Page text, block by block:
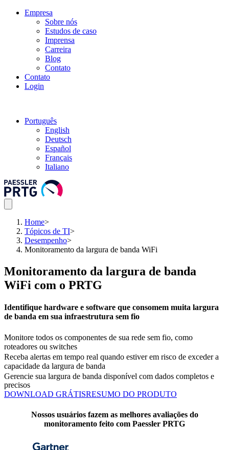
Empresa
Sobre nós
Estudos de caso
Imprensa
Carreira
Blog
Contato
Contato
Login
Português
English
Deutsch
Español
Français
Italiano
Home>
Tópicos de TI>
Desempenho>
Monitoramento da largura de banda WiFi
Monitoramento da largura de banda
WiFi com o PRTG
Identifique hardware e software que consomem muita largura
de banda em sua infraestrutura sem fio
Monitore todos os componentes de sua rede sem fio, como
roteadores ou switches
Receba alertas em tempo real quando estiver em risco de exceder a
capacidade da largura de banda
Gerencie sua largura de banda disponível com dados completos e
precisos
DOWNLOAD GRÁTISRESUMO DO PRODUTO
Nossos usuários fazem as melhores avaliações do
monitoramento feito com Paessler PRTG